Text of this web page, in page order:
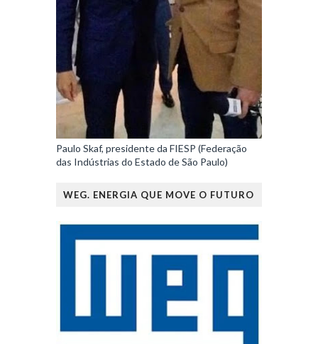
Paulo Skaf, presidente da FIESP (Federação
das Indústrias do Estado de São Paulo)
WEG. ENERGIA QUE MOVE O FUTURO